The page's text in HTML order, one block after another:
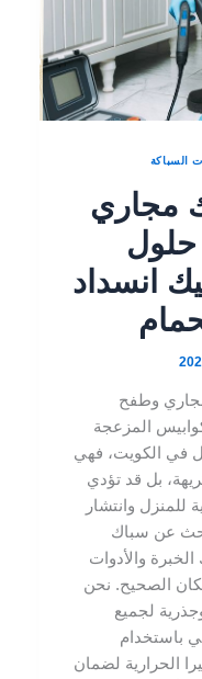
السباكة
مجاري
بالكويت: 5 حلول
انسداد
وطفح
المزعجة
في الكويت، فهي
بل قد تؤدي
للمنزل وانتشار
عن سباك
والأدوات
الصحيح. نحن
لجميع
باستخدام
الحرارية لضمان